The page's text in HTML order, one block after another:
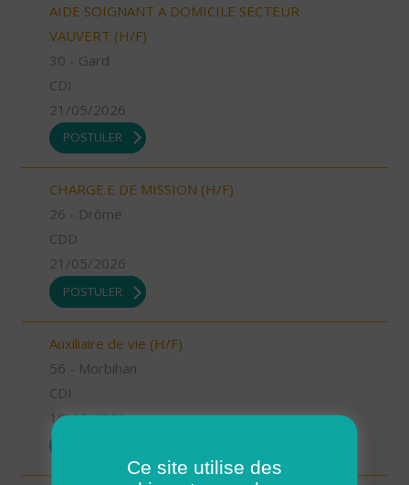
AIDE SOIGNANT A DOMICILE SECTEUR
VAUVERT (H/F)
30 - Gard
CDI
21/05/2026
POSTULER
CHARGE.E DE MISSION (H/F)
26 - Drôme
CDD
21/05/2026
POSTULER
Auxiliaire de vie (H/F)
56 - Morbihan
CDI
19/05/2026
Ce site utilise des